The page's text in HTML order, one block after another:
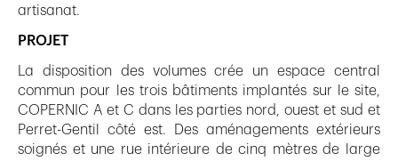
artisanat.
PROJET
La disposition des volumes crée un espace central
commun pour les trois bâtiments implantés sur le site,
COPERNIC A et C dans les parties nord, ouest et sud et
Perret-Gentil côté est. Des aménagements extérieurs
soignés et une rue intérieure de cinq mètres de large